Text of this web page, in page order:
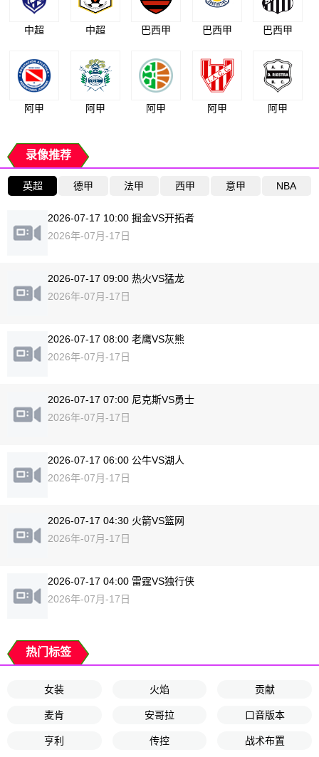
中超 中超 巴西甲 巴西甲 巴西甲
阿甲 阿甲 阿甲 阿甲 阿甲
录像推荐
英超 德甲 法甲 西甲 意甲 NBA
2026-07-17 10:00 掘金VS开拓者
2026年-07月-17日
2026-07-17 09:00 热火VS猛龙
2026年-07月-17日
2026-07-17 08:00 老鹰VS灰熊
2026年-07月-17日
2026-07-17 07:00 尼克斯VS勇士
2026年-07月-17日
2026-07-17 06:00 公牛VS湖人
2026年-07月-17日
2026-07-17 04:30 火箭VS篮网
2026年-07月-17日
2026-07-17 04:00 雷霆VS独行侠
2026年-07月-17日
热门标签
女装 火焰 贡献
麦肯 安哥拉 口音版本
亨利 传控 战术布置